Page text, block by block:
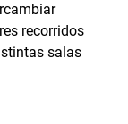
recorridos
salas